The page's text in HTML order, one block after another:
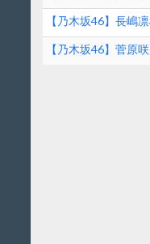
【乃木坂46】長嶋
の素顔に迫る！
【乃木坂46】菅原